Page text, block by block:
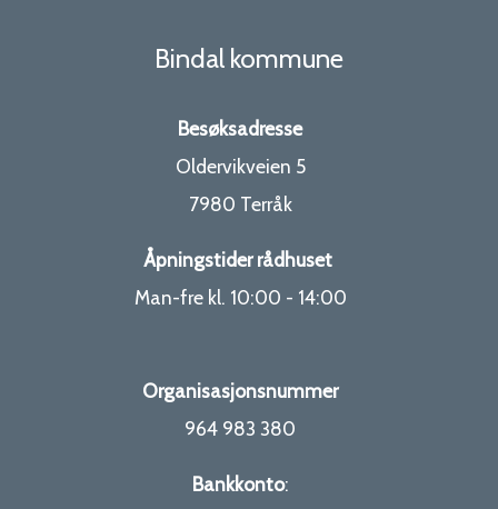
Bindal kommune
Besøksadresse
Oldervikveien 5
7980 Terråk
Åpningstider rådhuset
Man-fre kl. 10:00 - 14:00
Organisasjonsnummer
964 983 380
Bankkonto: